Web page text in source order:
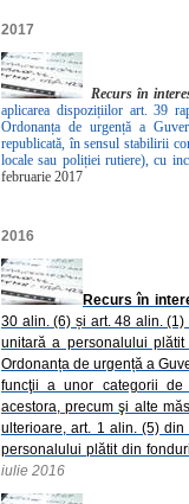
2017
Recurs în
aplicarea dispozițiilor art. 39
Ordonanța de urgență a
republicată, în sensul stabilirii
locale sau poliției rutiere), cu
februarie 2017
2016
Recurs în
30 alin. (6) și art. 48 alin.
unitară a personalului
Ordonanța de urgență a
funcţii a unor categorii de
acestora, precum şi alte
ulterioare, art. 1 alin. (5)
personalului plătit din
iulie 2016